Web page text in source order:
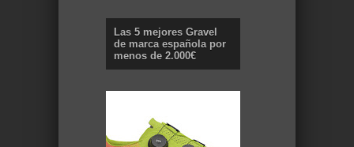
Las 5 mejores Gravel
de marca española por
menos de 2.000€